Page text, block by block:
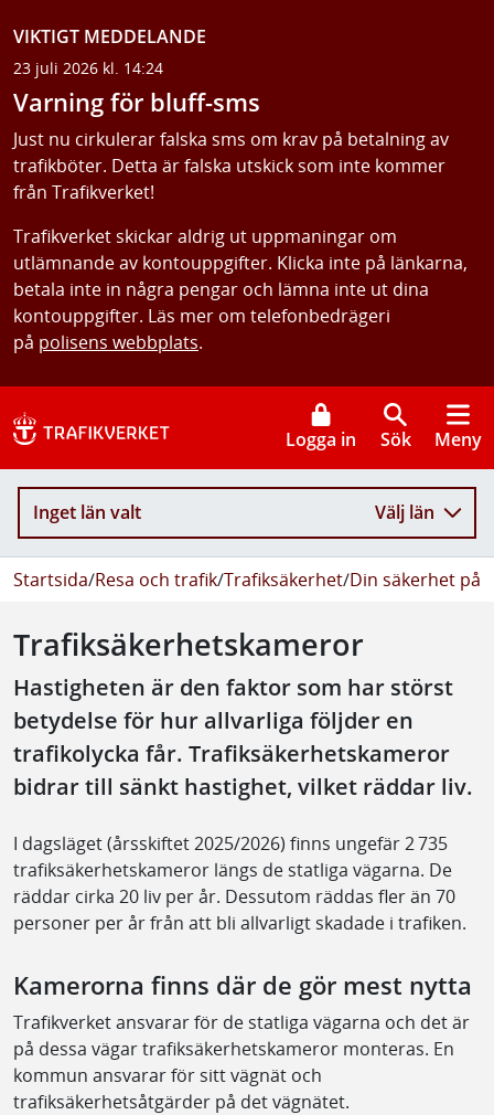
VIKTIGT MEDDELANDE
23 juli 2026 kl. 14:24
Varning för bluff-sms
Just nu cirkulerar falska sms om krav på betalning av
trafikböter. Detta är falska utskick som inte kommer
från Trafikverket!
Trafikverket skickar aldrig ut uppmaningar om
utlämnande av kontouppgifter. Klicka inte på länkarna,
betala inte in några pengar och lämna inte ut dina
kontouppgifter. Läs mer om telefonbedrägeri
på polisens webbplats.
Logga in Sök Meny
Inget län valt Välj län
Startsida/Resa och trafik/Trafiksäkerhet/Din säkerhet på
Trafiksäkerhetskameror
Hastigheten är den faktor som har störst
betydelse för hur allvarliga följder en
trafikolycka får. Trafiksäkerhetskameror
bidrar till sänkt hastighet, vilket räddar liv.
I dagsläget (årsskiftet 2025/2026) finns ungefär 2 735
trafiksäkerhetskameror längs de statliga vägarna. De
räddar cirka 20 liv per år. Dessutom räddas fler än 70
personer per år från att bli allvarligt skadade i trafiken.
Kamerorna finns där de gör mest nytta
Trafikverket ansvarar för de statliga vägarna och det är
på dessa vägar trafiksäkerhetskameror monteras. En
kommun ansvarar för sitt vägnät och
trafiksäkerhetsåtgärder på det vägnätet.